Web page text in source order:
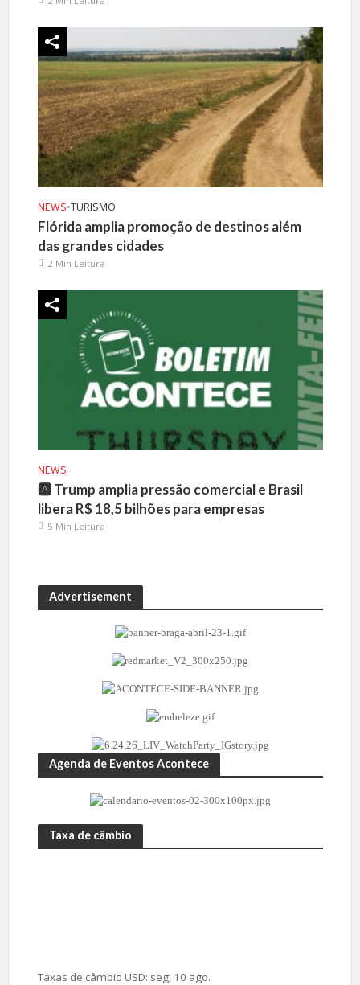
NEWS•TURISMO
Flórida amplia promoção de destinos além
das grandes cidades
2 Min Leitura
NEWS
🅰️ Trump amplia pressão comercial e Brasil
libera R$ 18,5 bilhões para empresas
5 Min Leitura
Advertisement
Agenda de Eventos Acontece
Taxa de câmbio
Taxas de câmbio USD: seg, 10 ago.